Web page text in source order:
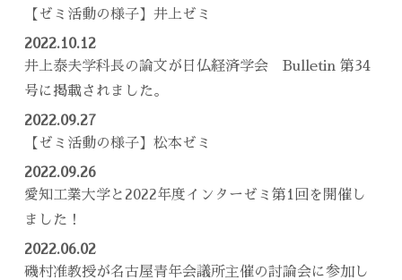
【ゼミ活動の様子】井上ゼミ
2022.10.12
​井上泰夫学科長の論文が日仏経済学会 Bulletin 第34
号に掲載されました。
2022.09.27
【ゼミ活動の様子】松本ゼミ
2022.09.26
愛知工業大学と2022年度インターゼミ第1回を開催し
ました！
2022.06.02
磯村准教授が名古屋青年会議所主催の討論会に参加し